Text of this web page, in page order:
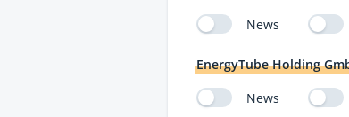
News
EnergyTube Holding
News